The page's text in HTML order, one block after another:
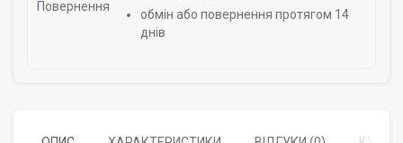
обмін або повернення протягом 14
днів